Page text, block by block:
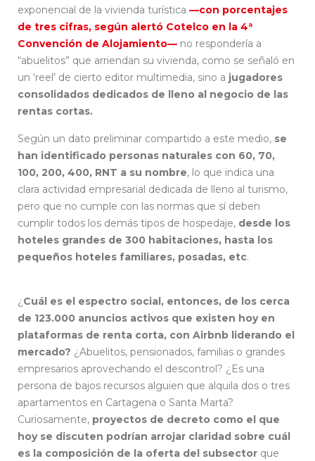
exponencial de la vivienda turística —con porcentajes
de tres cifras, según alertó Cotelco en la 4ª
Convención de Alojamiento— no respondería a
“abuelitos” que arriendan su vivienda, como se señaló en
un ‘reel’ de cierto editor multimedia, sino a jugadores
consolidados dedicados de lleno al negocio de las
rentas cortas.
Según un dato preliminar compartido a este medio, se
han identificado personas naturales con 60, 70,
100, 200, 400, RNT a su nombre, lo que indica una
clara actividad empresarial dedicada de lleno al turismo,
pero que no cumple con las normas que sí deben
cumplir todos los demás tipos de hospedaje, desde los
hoteles grandes de 300 habitaciones, hasta los
pequeños hoteles familiares, posadas, etc.
¿ Cuál es el espectro social, entonces, de los cerca
de 123.000 anuncios activos que existen hoy en
plataformas de renta corta, con Airbnb liderando el
mercado? ¿Abuelitos, pensionados, familias o grandes
empresarios aprovechando el descontrol? ¿Es una
persona de bajos recursos alguien que alquila dos o tres
apartamentos en Cartagena o Santa Marta?
Curiosamente, proyectos de decreto como el que
hoy se discuten podrían arrojar claridad sobre cuál
es la composición de la oferta del subsector que